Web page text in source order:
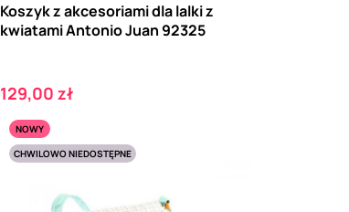
Koszyk z akcesoriami dla lalki z
kwiatami Antonio Juan 92325
Cena
129,00 zł
NOWY
CHWILOWO NIEDOSTĘPNE